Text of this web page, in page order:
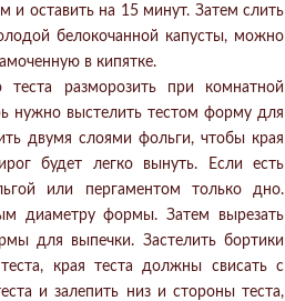
и оставить на 15 минут. Затем слить
белокочанной капусты, можно
в кипятке.
разморозить при комнатной
нужно выстелить тестом форму для
двумя слоями фольги, чтобы края
будет легко вынуть. Если есть
или пергаментом только дно.
диаметру формы. Затем вырезать
для выпечки. Застелить бортики
края теста должны свисать с
и залепить низ и стороны теста,